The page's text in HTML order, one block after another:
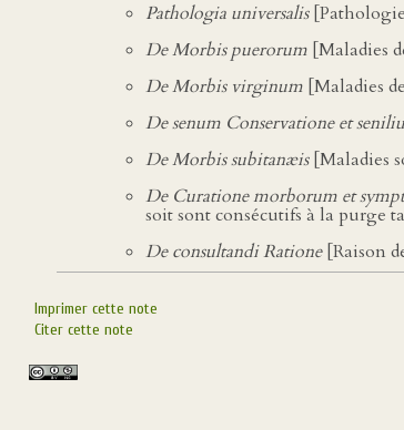
Pathologia universalis
De Morbis puerorum [Maladies
De Morbis virginum [Maladies
De senum Conservatione et
De Morbis subitanæis[Maladies
De Curatione morborum et
soit sont consécutifs à la purge
De consultandi Ratione[Raison
Imprimer cette note
Citer cette note